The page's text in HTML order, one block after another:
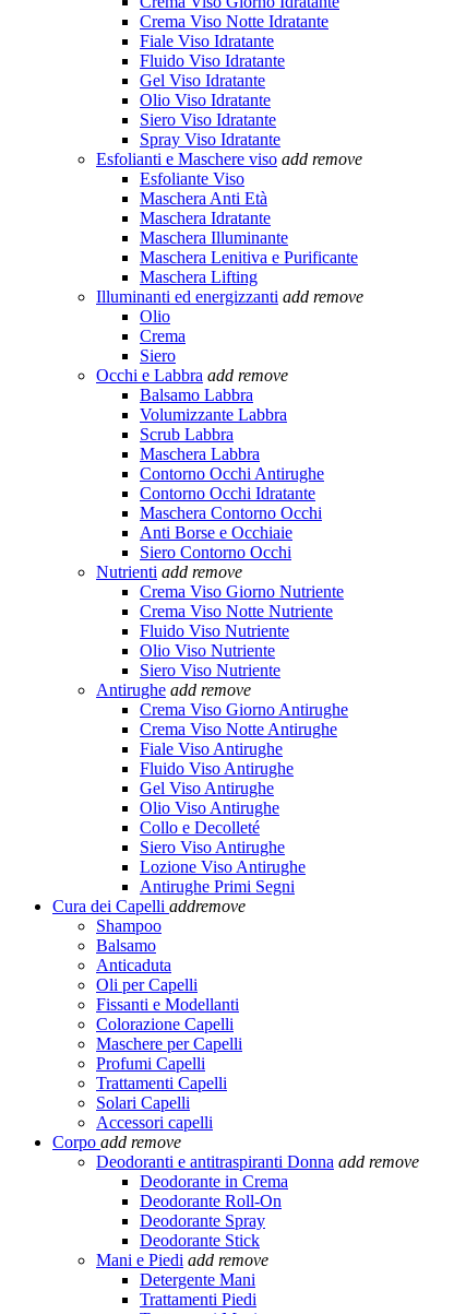
Crema Viso Notte Idratante
Fiale Viso Idratante
Fluido Viso Idratante
Gel Viso Idratante
Olio Viso Idratante
Siero Viso Idratante
Spray Viso Idratante
Esfolianti e Maschere viso add remove
Esfoliante Viso
Maschera Anti Età
Maschera Idratante
Maschera Illuminante
Maschera Lenitiva e Purificante
Maschera Lifting
Illuminanti ed energizzanti add remove
Olio
Crema
Siero
Occhi e Labbra add remove
Balsamo Labbra
Volumizzante Labbra
Scrub Labbra
Maschera Labbra
Contorno Occhi Antirughe
Contorno Occhi Idratante
Maschera Contorno Occhi
Anti Borse e Occhiaie
Siero Contorno Occhi
Nutrienti add remove
Crema Viso Giorno Nutriente
Crema Viso Notte Nutriente
Fluido Viso Nutriente
Olio Viso Nutriente
Siero Viso Nutriente
Antirughe add remove
Crema Viso Giorno Antirughe
Crema Viso Notte Antirughe
Fiale Viso Antirughe
Fluido Viso Antirughe
Gel Viso Antirughe
Olio Viso Antirughe
Collo e Decolleté
Siero Viso Antirughe
Lozione Viso Antirughe
Antirughe Primi Segni
Cura dei Capelli addremove
Shampoo
Balsamo
Anticaduta
Oli per Capelli
Fissanti e Modellanti
Colorazione Capelli
Maschere per Capelli
Profumi Capelli
Trattamenti Capelli
Solari Capelli
Accessori capelli
Corpo add remove
Deodoranti e antitraspiranti Donna add remove
Deodorante in Crema
Deodorante Roll-On
Deodorante Spray
Deodorante Stick
Mani e Piedi add remove
Detergente Mani
Trattamenti Piedi